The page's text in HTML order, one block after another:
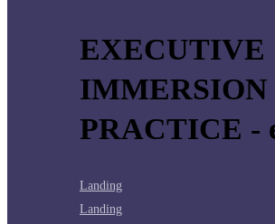
EXECUTIVE
PRACTICE -
Landing
Landing